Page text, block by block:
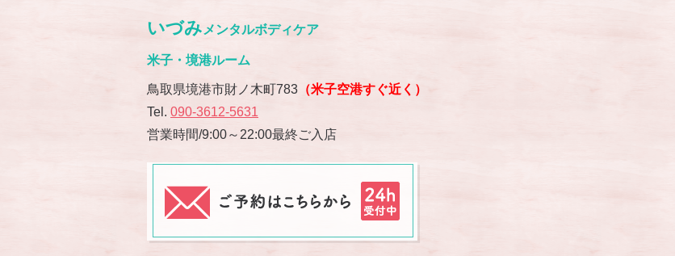
いづみ メンタルボディケア
米子・境港ルーム
鳥取県境港市財ノ木町783 （米子空港すぐ近く）
Tel. 090-3612-5631
営業時間/9:00～22:00最終ご入店